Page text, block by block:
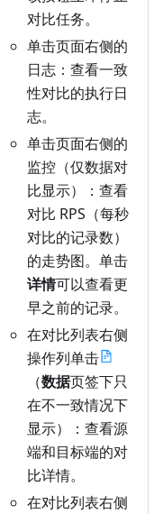
对比任务。
单击页面右侧的
日志：查看一致
性对比的执行日
志。
单击页面右侧的
监控（仅数据对
比显示）：查看
对比 RPS（每秒
对比的记录数）
的走势图。单击
详情可以查看更
早之前的记录。
在对比列表右侧
操作列单击
（数据页签下只
在不一致情况下
显示）：查看源
端和目标端的对
比详情。
在对比列表右侧